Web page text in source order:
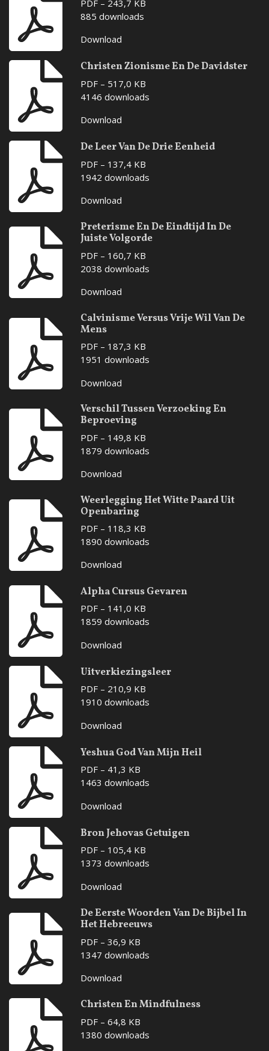
PDF – 243,7 KB
885 downloads
Download
Christen Zionisme En De Davidster
PDF – 517,0 KB
4146 downloads
Download
De Leer Van De Drie Eenheid
PDF – 137,4 KB
1942 downloads
Download
Preterisme En De Eindtijd In De
Juiste Volgorde
PDF – 160,7 KB
2038 downloads
Download
Calvinisme Versus Vrije Wil Van De
Mens
PDF – 187,3 KB
1951 downloads
Download
Verschil Tussen Verzoeking En
Beproeving
PDF – 149,8 KB
1879 downloads
Download
Weerlegging Het Witte Paard Uit
Openbaring
PDF – 118,3 KB
1890 downloads
Download
Alpha Cursus Gevaren
PDF – 141,0 KB
1859 downloads
Download
Uitverkiezingsleer
PDF – 210,9 KB
1910 downloads
Download
Yeshua God Van Mijn Heil
PDF – 41,3 KB
1463 downloads
Download
Bron Jehovas Getuigen
PDF – 105,4 KB
1373 downloads
Download
De Eerste Woorden Van De Bijbel In
Het Hebreeuws
PDF – 36,9 KB
1347 downloads
Download
Christen En Mindfulness
PDF – 64,8 KB
1380 downloads